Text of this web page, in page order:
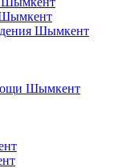
Шымкент
Шымкент
Шымкент